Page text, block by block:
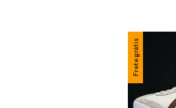
Frete grátis